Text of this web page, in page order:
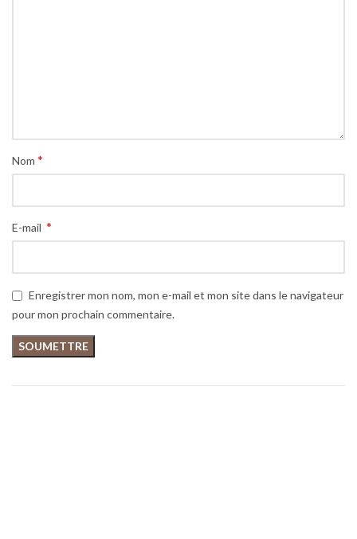
Nom *
E-mail *
Enregistrer mon nom, mon e-mail et mon site dans le navigateur
pour mon prochain commentaire.